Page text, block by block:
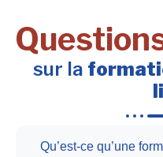
sur la
Qu’est-ce qu’une